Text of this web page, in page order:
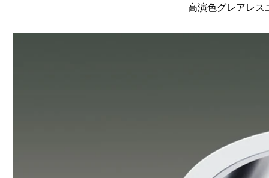
高演色グレアレス